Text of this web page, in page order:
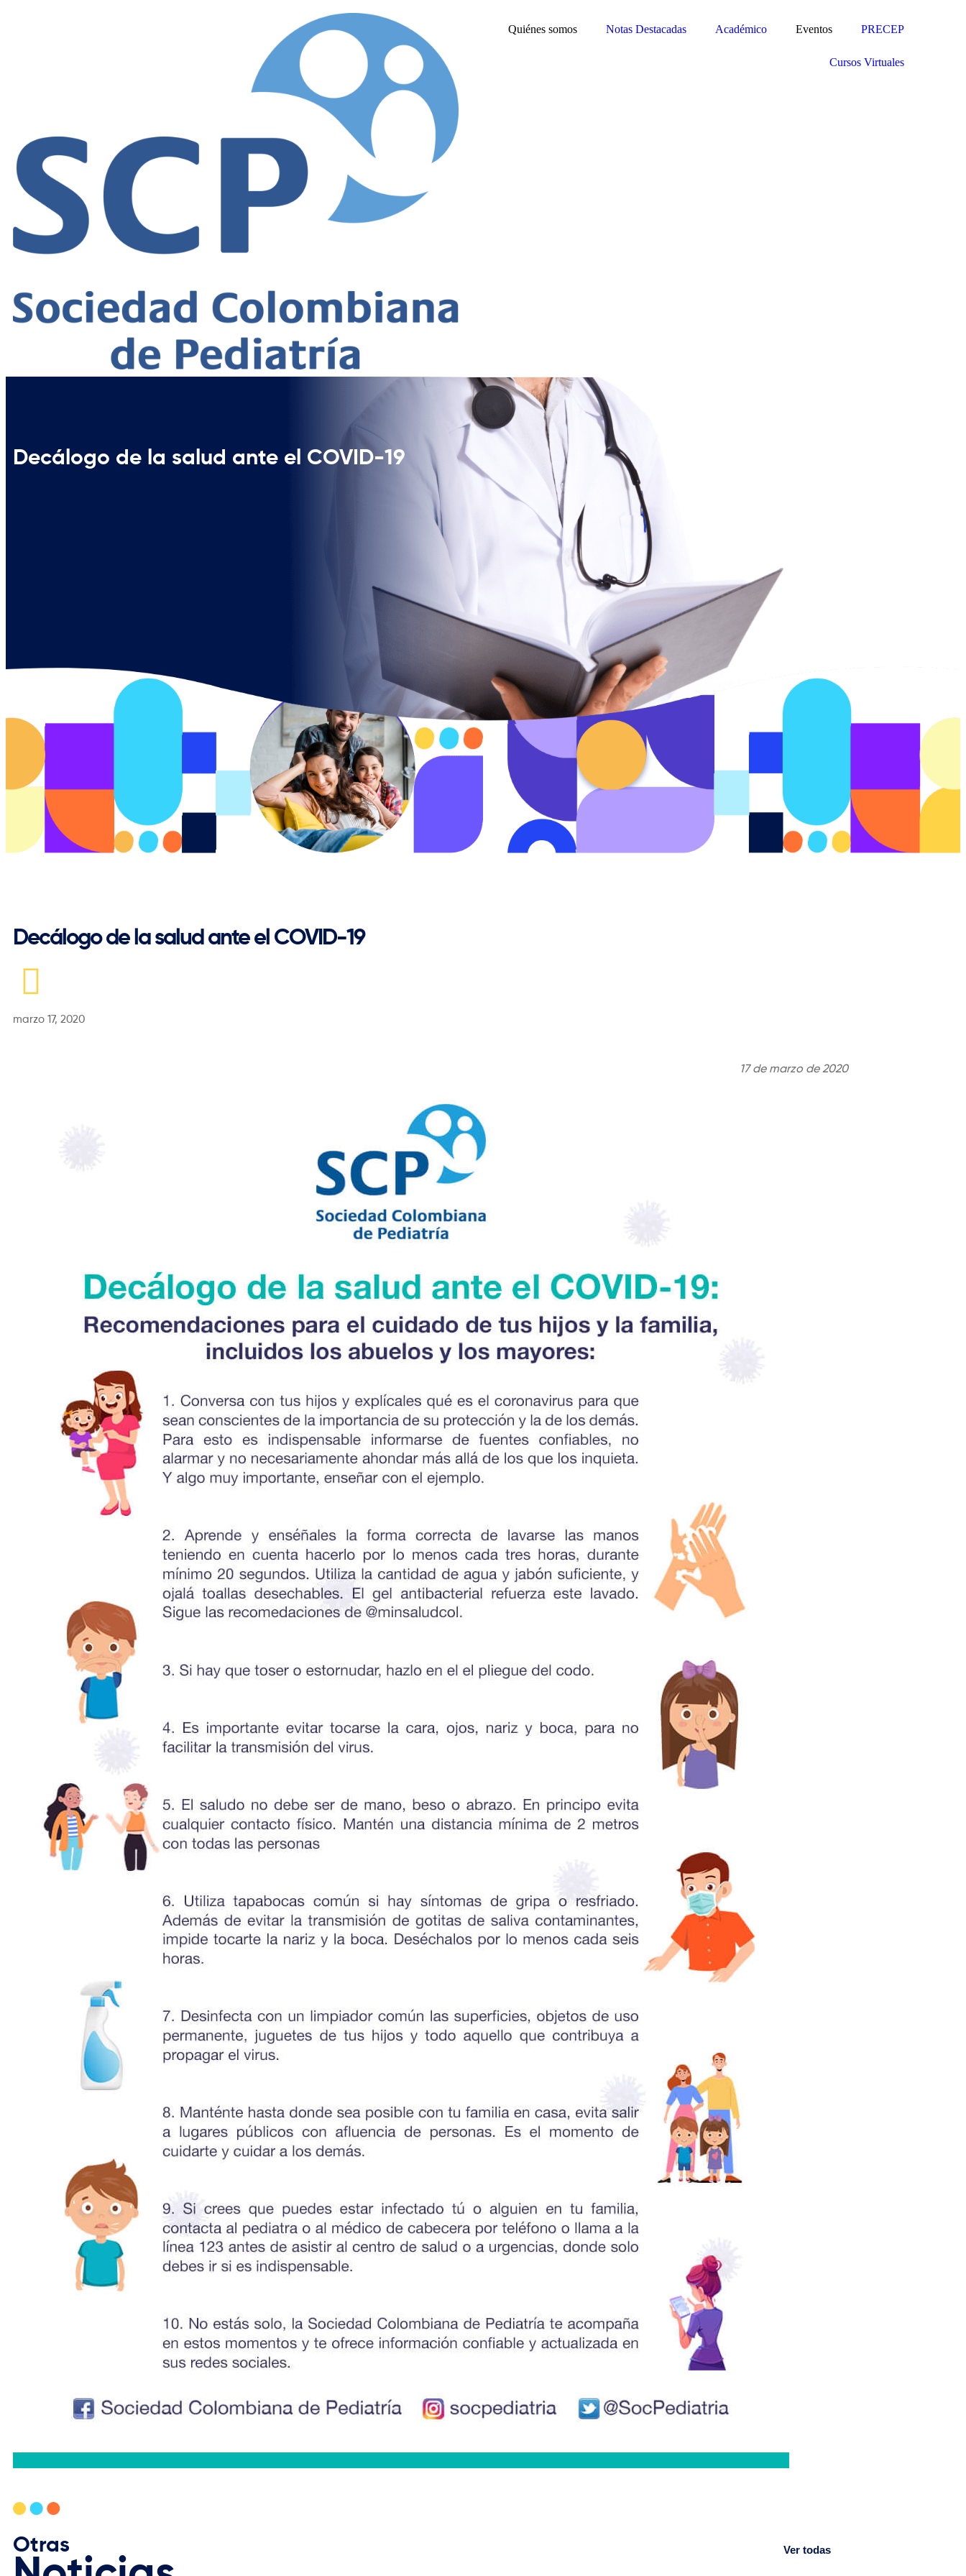
Quiénes somos Notas Destacadas Académico Eventos PRECEP
Cursos Virtuales
Decálogo de la salud ante el COVID-19
Decálogo de la salud ante el COVID-19
marzo 17, 2020
17 de marzo de 2020
Otras Ver todas